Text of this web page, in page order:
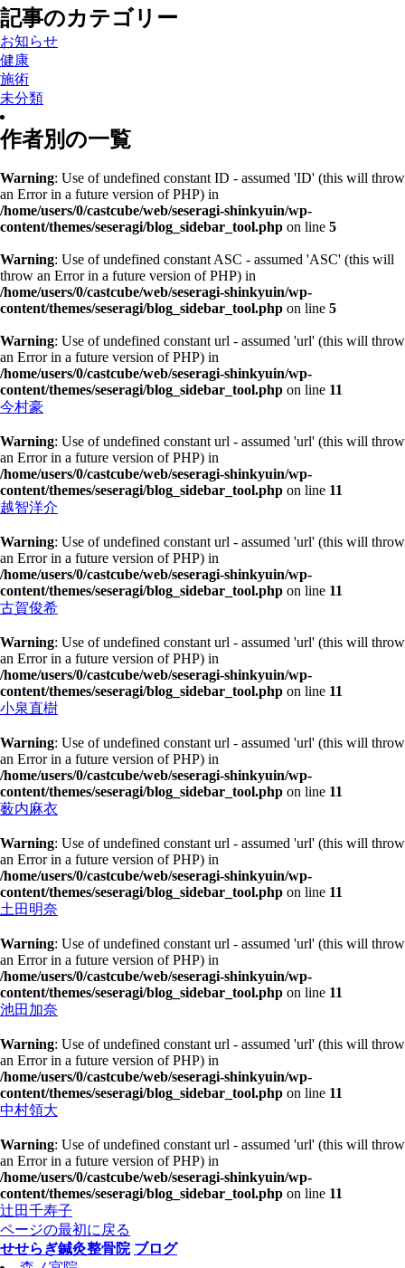
記事のカテゴリー
お知らせ
健康
施術
未分類
作者別の一覧
Warning: Use of undefined constant ID - assumed 'ID' (this will throw
an Error in a future version of PHP) in
/home/users/0/castcube/web/seseragi-shinkyuin/wp-
content/themes/seseragi/blog_sidebar_tool.php on line 5
Warning: Use of undefined constant ASC - assumed 'ASC' (this will
throw an Error in a future version of PHP) in
/home/users/0/castcube/web/seseragi-shinkyuin/wp-
content/themes/seseragi/blog_sidebar_tool.php on line 5
Warning: Use of undefined constant url - assumed 'url' (this will throw
an Error in a future version of PHP) in
/home/users/0/castcube/web/seseragi-shinkyuin/wp-
content/themes/seseragi/blog_sidebar_tool.php on line 11
今村豪
Warning: Use of undefined constant url - assumed 'url' (this will throw
an Error in a future version of PHP) in
/home/users/0/castcube/web/seseragi-shinkyuin/wp-
content/themes/seseragi/blog_sidebar_tool.php on line 11
越智洋介
Warning: Use of undefined constant url - assumed 'url' (this will throw
an Error in a future version of PHP) in
/home/users/0/castcube/web/seseragi-shinkyuin/wp-
content/themes/seseragi/blog_sidebar_tool.php on line 11
古賀俊希
Warning: Use of undefined constant url - assumed 'url' (this will throw
an Error in a future version of PHP) in
/home/users/0/castcube/web/seseragi-shinkyuin/wp-
content/themes/seseragi/blog_sidebar_tool.php on line 11
小泉直樹
Warning: Use of undefined constant url - assumed 'url' (this will throw
an Error in a future version of PHP) in
/home/users/0/castcube/web/seseragi-shinkyuin/wp-
content/themes/seseragi/blog_sidebar_tool.php on line 11
薮内麻衣
Warning: Use of undefined constant url - assumed 'url' (this will throw
an Error in a future version of PHP) in
/home/users/0/castcube/web/seseragi-shinkyuin/wp-
content/themes/seseragi/blog_sidebar_tool.php on line 11
土田明奈
Warning: Use of undefined constant url - assumed 'url' (this will throw
an Error in a future version of PHP) in
/home/users/0/castcube/web/seseragi-shinkyuin/wp-
content/themes/seseragi/blog_sidebar_tool.php on line 11
池田加奈
Warning: Use of undefined constant url - assumed 'url' (this will throw
an Error in a future version of PHP) in
/home/users/0/castcube/web/seseragi-shinkyuin/wp-
content/themes/seseragi/blog_sidebar_tool.php on line 11
中村領大
Warning: Use of undefined constant url - assumed 'url' (this will throw
an Error in a future version of PHP) in
/home/users/0/castcube/web/seseragi-shinkyuin/wp-
content/themes/seseragi/blog_sidebar_tool.php on line 11
辻田千寿子
ページの最初に戻る
せせらぎ鍼灸整骨院 ブログ